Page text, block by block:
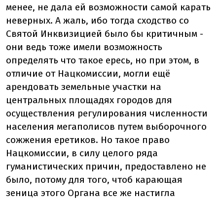
менее, не дала ей возможности самой карать
неверных. А жаль, ибо тогда сходство со
Святой Инквизицией было бы критичным -
они ведь тоже имели возможность
определять что такое ересь, но при этом, в
отличие от Нацкомиссии, могли ещё
арендовать земельные участки на
центральных площадях городов для
осуществления регулирования численности
населения мегаполисов путем выборочного
сожжения еретиков. Но такое право
Нацкомиссии, в силу целого ряда
гуманистических причин, предоставлено не
было, потому для того, чтоб карающая
зеница этого Органа все же настигла